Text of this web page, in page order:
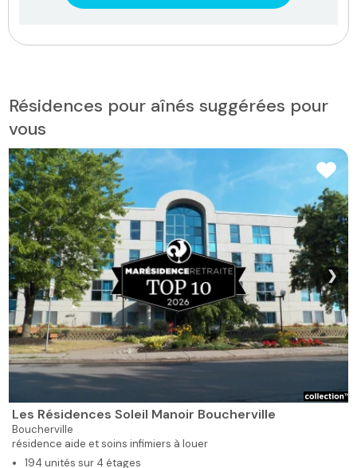
Résidences pour aînés suggérées pour
vous
❯
Les Résidences Soleil Manoir Boucherville
Boucherville
résidence aide et soins infimiers à louer
194 unités sur 4 étages